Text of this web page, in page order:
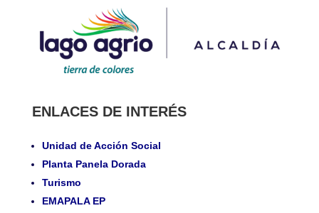
ENLACES DE INTERÉS
Unidad de Acción Social
Planta Panela Dorada
Turismo
EMAPALA EP